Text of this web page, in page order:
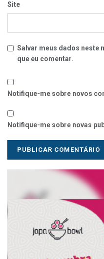
Site
Salvar meus dados neste
que eu comentar.
Notifique-me sobre novos
Notifique-me sobre novas